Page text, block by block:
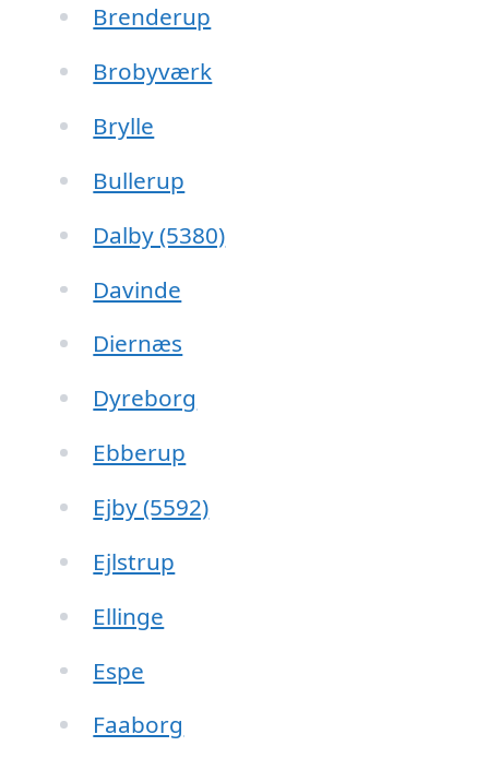
Brenderup
Brobyværk
Brylle
Bullerup
Dalby (5380)
Davinde
Diernæs
Dyreborg
Ebberup
Ejby (5592)
Ejlstrup
Ellinge
Espe
Faaborg